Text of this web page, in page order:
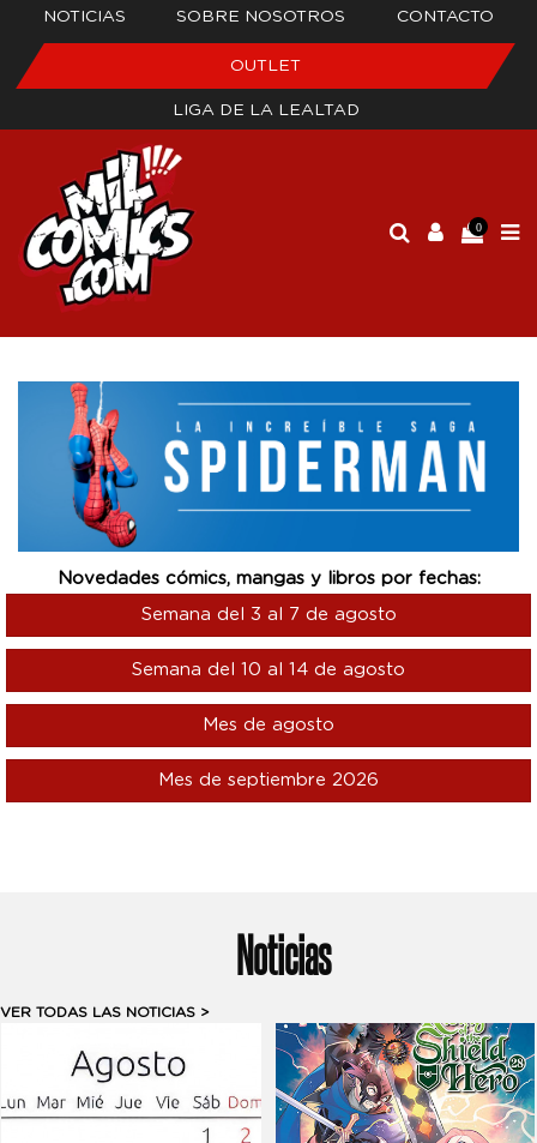
NOTICIAS SOBRE NOSOTROS CONTACTO
OUTLET
LIGA DE LA LEALTAD
0
Novedades cómics, mangas y libros por fechas:
Semana del 3 al 7 de agosto
Semana del 10 al 14 de agosto
Mes de agosto
Mes de septiembre 2026
Noticias
VER TODAS LAS NOTICIAS >